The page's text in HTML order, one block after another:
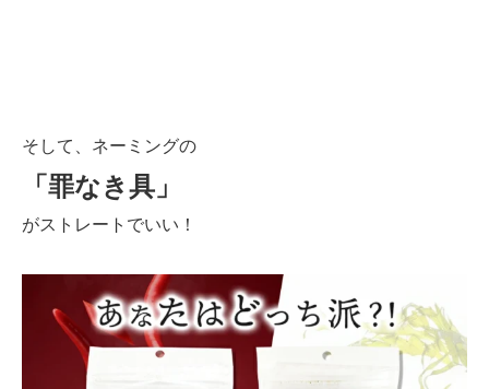
そして、ネーミングの
「罪なき具」
がストレートでいい！